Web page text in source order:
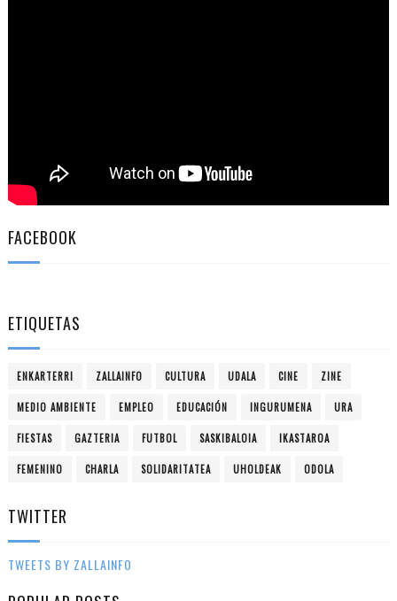
FACEBOOK
ETIQUETAS
ENKARTERRI ZALLAINFO CULTURA UDALA CINE ZINE
MEDIO AMBIENTE EMPLEO EDUCACIÓN INGURUMENA URA
FIESTAS GAZTERIA FUTBOL SASKIBALOIA IKASTAROA
FEMENINO CHARLA SOLIDARITATEA UHOLDEAK ODOLA
TWITTER
TWEETS BY ZALLAINFO